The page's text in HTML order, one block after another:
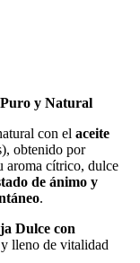
y Natural
con el aceite
obtenido por
aroma cítrico, dulce
de ánimo y
.
Dulce con
lleno de vitalidad